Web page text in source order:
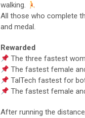
walking.
All those who complete
and medal.
Rewarded
The three fastest
The fastest female
TalTech fastest for
The fastest female
After running the